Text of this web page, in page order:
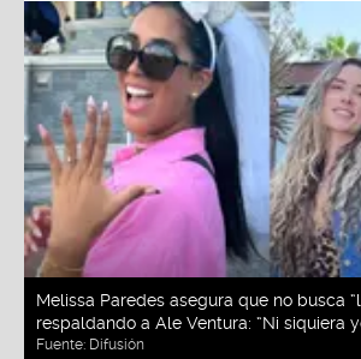
Melissa Paredes asegura que no busca
respaldando a Ale Ventura: “Ni siquiera
Fuente: Difusión